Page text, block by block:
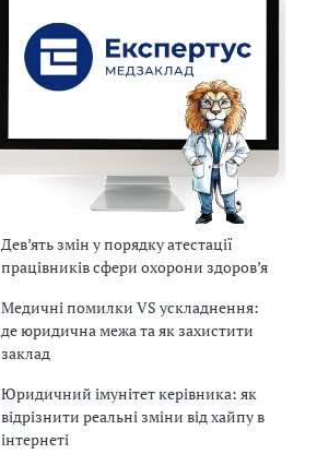
Дев’ять змін у порядку атестації
працівників сфери охорони здоров’я
Медичні помилки VS ускладнення:
де юридична межа та як захистити
заклад
Юридичний імунітет керівника: як
відрізнити реальні зміни від хайпу в
інтернеті